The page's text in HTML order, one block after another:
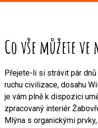
Co vše můžete
Přejete-li si strávit pár
ruchu civilizace, dosahu
je vám plně k dispozici
zpracovaný interiér
Mlýna s organickými